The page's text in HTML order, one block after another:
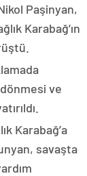
Paşinyan,
Karabağ’ın
dönmesi ve
Karabağ’a
savaşta